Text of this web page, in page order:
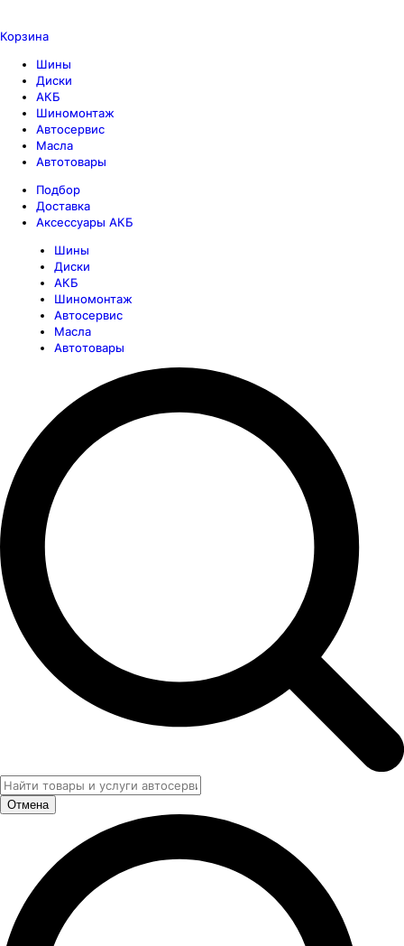
Корзина
Шины
Диски
АКБ
Шиномонтаж
Автосервис
Масла
Автотовары
Подбор
Доставка
Аксессуары АКБ
Шины
Диски
АКБ
Шиномонтаж
Автосервис
Масла
Автотовары
Отмена